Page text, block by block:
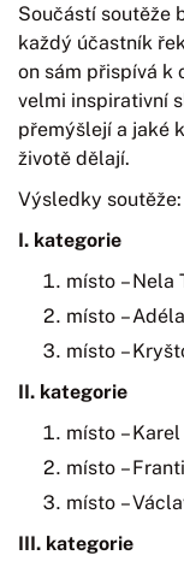
Součástí soutěže
každý účastník
on sám přispívá k
velmi inspirativní
přemýšlejí a jaké
životě dělají.
Výsledky soutěže:
I. kategorie
místo – Nela
místo –
místo –
II. kategorie
místo –
místo –
místo –
III. kategorie